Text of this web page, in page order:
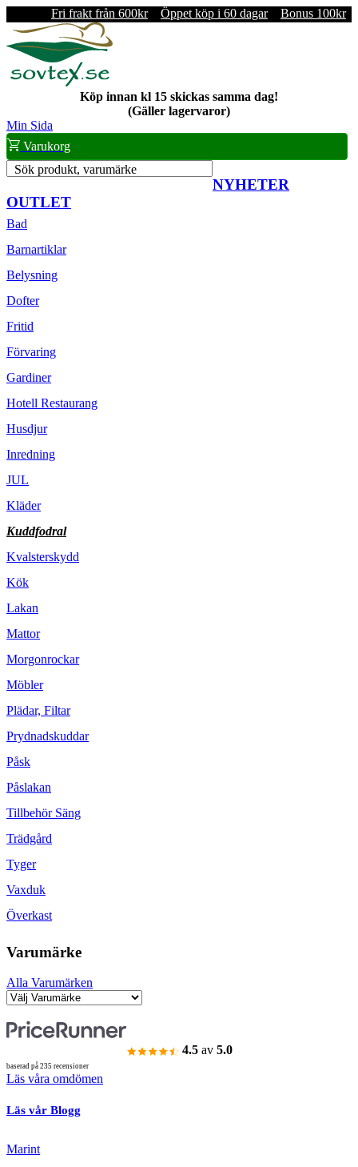
Fri frakt från 600kr Öppet köp i 60 dagar Bonus 100kr
Köp innan kl 15 skickas samma dag!
(Gäller lagervaror)
Min Sida
Varukorg
Sök produkt, varumärke
NYHETER
OUTLET
Bad
Barnartiklar
Belysning
Dofter
Fritid
Förvaring
Gardiner
Hotell Restaurang
Husdjur
Inredning
JUL
Kläder
Kuddfodral
Kvalsterskydd
Kök
Lakan
Mattor
Morgonrockar
Möbler
Plädar, Filtar
Prydnadskuddar
Påsk
Påslakan
Tillbehör Säng
Trädgård
Tyger
Vaxduk
Överkast
Varumärke
Alla Varumärken
4.5 av 5.0
baserad på 235 recensioner
Läs våra omdömen
Läs vår Blogg
Marint